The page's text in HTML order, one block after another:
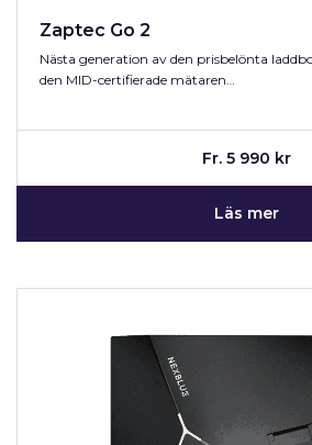
Zaptec Go 2
Nästa generation av den prisbelönta
den MID-certifierade mätaren…
Fr. 5 990 kr
Läs mer